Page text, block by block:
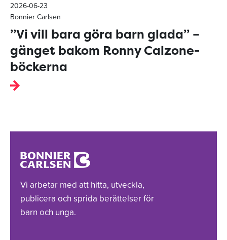
2026-06-23
Bonnier Carlsen
”Vi vill bara göra barn glada” –
gänget bakom Ronny Calzone-
böckerna
Vi arbetar med att hitta, utveckla,
publicera och sprida berättelser för
barn och unga.